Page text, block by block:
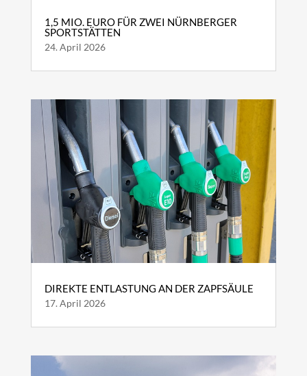
1,5 MIO. EURO FÜR ZWEI NÜRNBERGER
SPORTSTÄTTEN
24. April 2026
DIREKTE ENTLASTUNG AN DER ZAPFSÄULE
17. April 2026